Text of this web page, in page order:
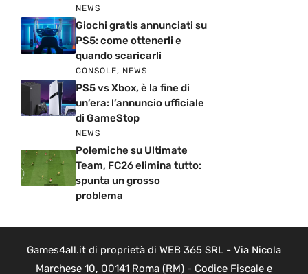
NEWS
Giochi gratis annunciati su
PS5: come ottenerli e
quando scaricarli
CONSOLE, NEWS
PS5 vs Xbox, è la fine di
un’era: l’annuncio ufficiale
di GameStop
NEWS
Polemiche su Ultimate
Team, FC26 elimina tutto:
spunta un grosso
problema
Games4all.it di proprietà di WEB 365 SRL - Via Nicola
Marchese 10, 00141 Roma (RM) - Codice Fiscale e